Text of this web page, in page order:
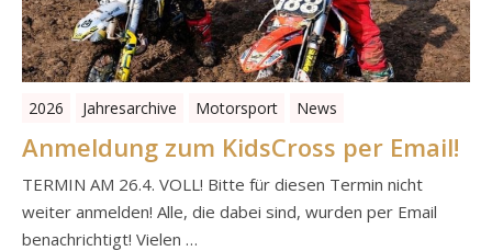
2026 Jahresarchive Motorsport News
Anmeldung zum KidsCross per Email!
TERMIN AM 26.4. VOLL! Bitte für diesen Termin nicht
weiter anmelden! Alle, die dabei sind, wurden per Email
benachrichtigt! Vielen …